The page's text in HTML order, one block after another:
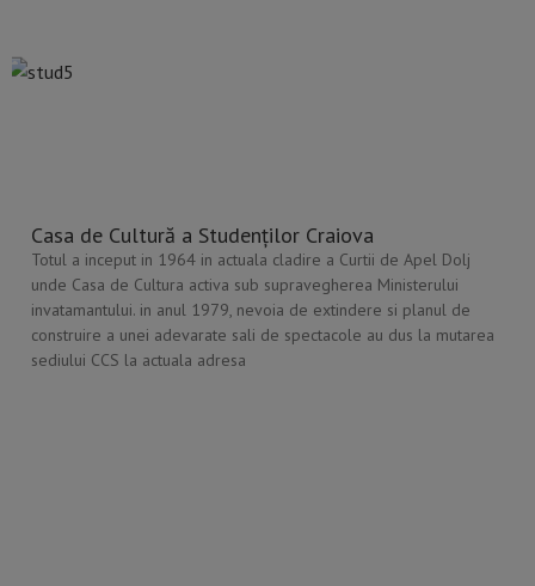
Casa de Cultură a Studenților Craiova
Totul a inceput in 1964 in actuala cladire a Curtii de Apel Dolj
unde Casa de Cultura activa sub supravegherea Ministerului
invatamantului. in anul 1979, nevoia de extindere si planul de
construire a unei adevarate sali de spectacole au dus la mutarea
sediului CCS la actuala adresa